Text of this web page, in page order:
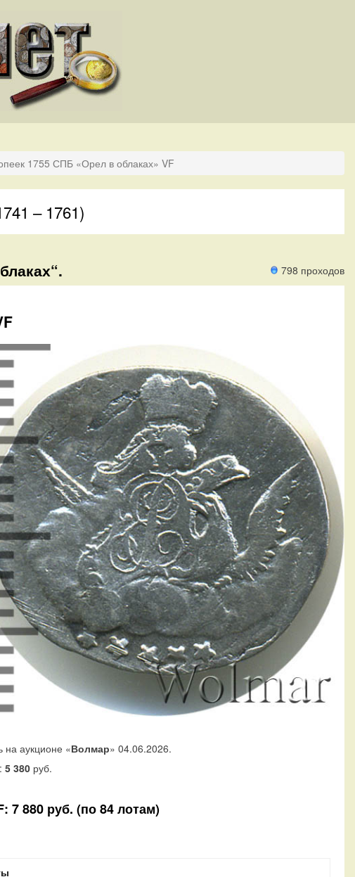
1755 СПБ «Орел в облаках» VF
– 1761)
798 проходов
на аукционе «Волмар» 04.06.2026.
5 380руб.
7 880 руб. (по 84 лотам)